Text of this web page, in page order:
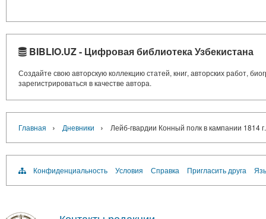
BIBLIO.UZ - Цифровая библиотека Узбекистана
Создайте свою авторскую коллекцию статей, книг, авторских работ,
зарегистрироваться в качестве автора.
Главная › Дневники › Лейб-гвардии Конный полк в кампании 1814 г.
Конфиденциальность Условия Справка Пригласить друга